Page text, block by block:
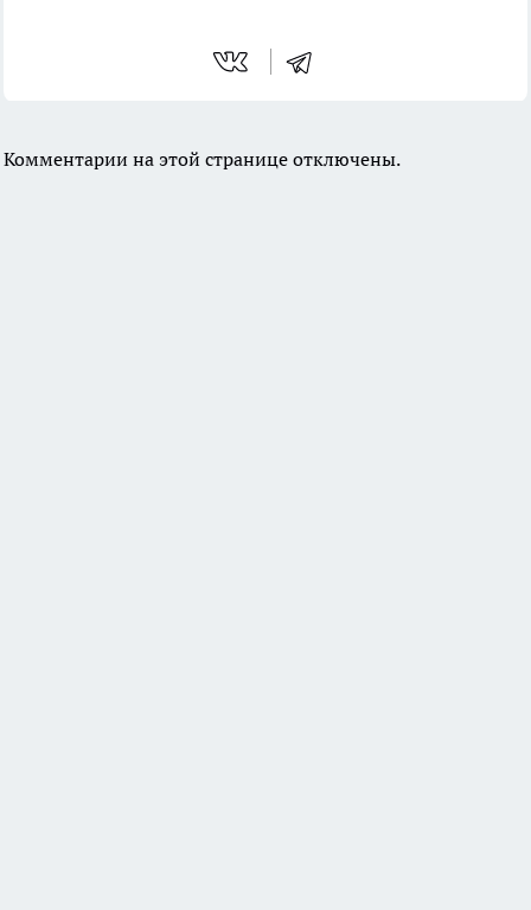
Комментарии на этой странице отключены.